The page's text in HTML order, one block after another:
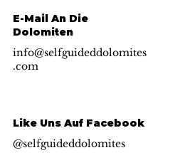
info@selfguideddolomites
.com
E-Mail An Die
Dolomiten
@selfguideddolomites
Like Uns Auf Facebook